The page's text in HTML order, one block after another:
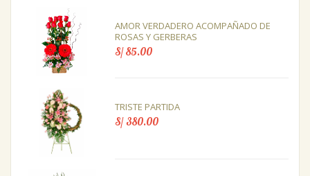
AMOR VERDADERO ACOMPAÑADO DE
ROSAS Y GERBERAS
S/ 85.00
TRISTE PARTIDA
S/ 380.00